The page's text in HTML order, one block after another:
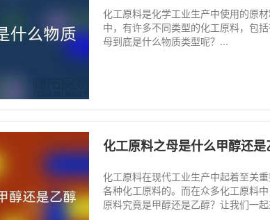
化工原料是化学工业生产中使用的原
中，有许多不同类型的化工原料，包
母到底是什么物质类型呢？...
化工原料之母是什么甲醇还是
化工原料在现代工业生产中起着至关
各种化工原料的。而在众多化工原料
原料究竟是甲醇还是乙醇？让我们一